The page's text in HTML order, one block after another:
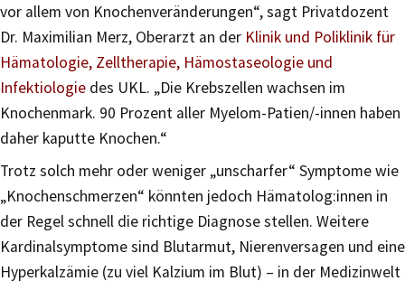
vor allem von Knochenveränderungen“, sagt Privatdozent
Dr. Maximilian Merz, Oberarzt an der Klinik und Poliklinik für
Hämatologie, Zelltherapie, Hämostaseologie und
Infektiologie des UKL. „Die Krebszellen wachsen im
Knochenmark. 90 Prozent aller Myelom-Patien/-innen haben
daher kaputte Knochen.“
Trotz solch mehr oder weniger „unscharfer“ Symptome wie
„Knochenschmerzen“ könnten jedoch Hämatolog:innen in
der Regel schnell die richtige Diagnose stellen. Weitere
Kardinalsymptome sind Blutarmut, Nierenversagen und eine
Hyperkalzämie (zu viel Kalzium im Blut) – in der Medizinwelt